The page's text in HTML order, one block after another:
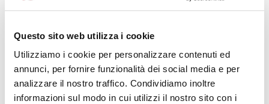
Questo sito web utilizza i cookie
Utilizziamo i cookie per personalizzare contenuti ed
annunci, per fornire funzionalità dei social media e per
analizzare il nostro traffico. Condividiamo inoltre
informazioni sul modo in cui utilizzi il nostro sito con i
Ti potrebbe interessare anche: